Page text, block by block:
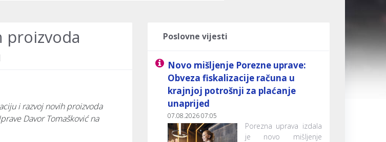
proizvoda
i razvoj novih proizvoda
Davor Tomašković na
Poslovne vijesti
Novo mišljenje Porezne uprave:
Obveza fiskalizacije računa u
krajnjoj potrošnji za plaćanje
unaprijed
07.08.2026 07:05
Porezna uprava izdala
je novo mišljenje